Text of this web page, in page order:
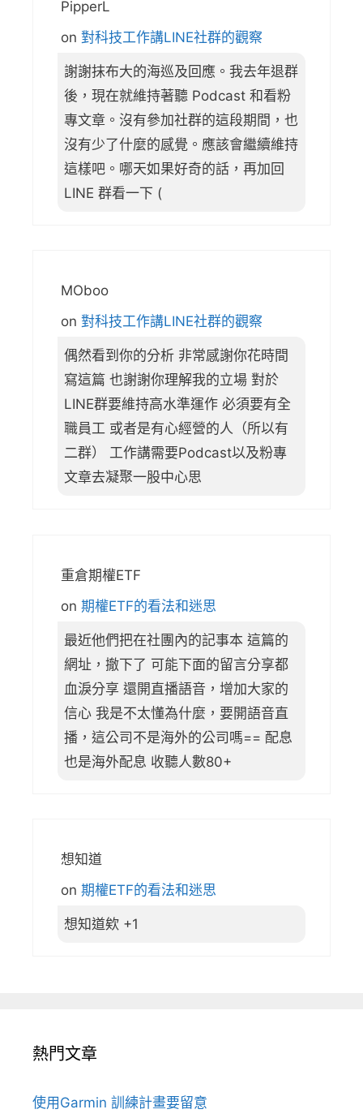
PipperL
on 對科技工作講LINE社群的觀察
謝謝抹布大的海巡及回應。我去年退群
後，現在就維持著聽 Podcast 和看粉
專文章。沒有參加社群的這段期間，也
沒有少了什麼的感覺。應該會繼續維持
這樣吧。哪天如果好奇的話，再加回
LINE 群看一下 (
MOboo
on 對科技工作講LINE社群的觀察
偶然看到你的分析 非常感謝你花時間
寫這篇 也謝謝你理解我的立場 對於
LINE群要維持高水準運作 必須要有全
職員工 或者是有心經營的人（所以有
二群） 工作講需要Podcast以及粉專
文章去凝聚一股中心思
重倉期權ETF
on 期權ETF的看法和迷思
最近他們把在社團內的記事本 這篇的
網址，撤下了 可能下面的留言分享都
血淚分享 還開直播語音，增加大家的
信心 我是不太懂為什麼，要開語音直
播，這公司不是海外的公司嗎== 配息
也是海外配息 收聽人數80+
想知道
on 期權ETF的看法和迷思
想知道欸 +1
熱門文章
使用Garmin 訓練計畫要留意